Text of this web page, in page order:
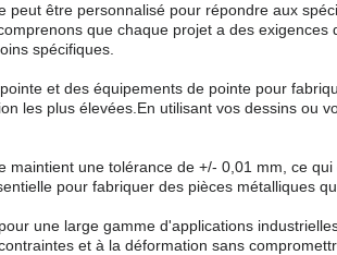
peut être personnalisé pour répondre aux
que chaque projet a des
spécifiques.
et des équipements de pointe pour
les plus élevées.En utilisant vos dessins ou
maintient une tolérance de +/- 0,01 mm, ce
pour fabriquer des pièces métalliques
une large gamme d'applications
et à la déformation sans